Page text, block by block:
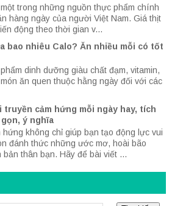
trong những nguồn thực phẩm chính
hàng ngày của người Việt Nam. Giá thịt
động theo thời gian v...
bao nhiêu Calo? Ăn nhiều mỗi có tốt
dinh dưỡng giàu chất đạm, vitamin,
ăn quen thuộc hằng ngày đối với các
truyền cảm hứng mỗi ngày hay, tích
ý nghĩa
hứng không chỉ giúp bạn tạo động lực vui
đánh thức những ước mơ, hoài bão
bản thân bạn. Hãy để bài viết ...